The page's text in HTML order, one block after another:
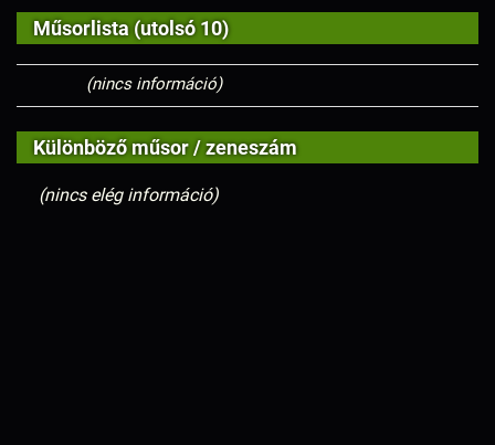
Műsorlista (utolsó 10)
(nincs információ)
Különböző műsor / zeneszám
(nincs elég információ)